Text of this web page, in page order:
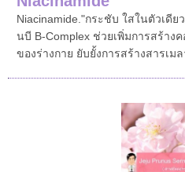
Niacinamide."กระชับ ใสในตัวเดี
นบี B-Complex ช่วยเพิ่มการสร้าง
ของร่างกาย ยับยั้งการสร้างสารเม